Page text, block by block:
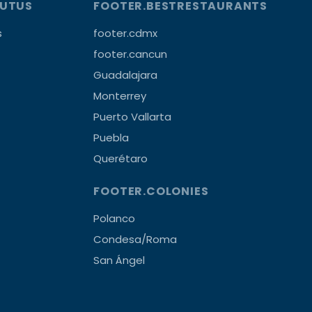
FOOTER.BESTRESTAURANTS
footer.cdmx
footer.cancun
Guadalajara
Monterrey
Puerto Vallarta
Puebla
Querétaro
FOOTER.COLONIES
Polanco
Condesa/Roma
San Ángel